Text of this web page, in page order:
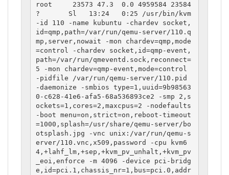
root     23573 47.3  0.0 4959584 23584
?       Sl   13:24   0:25 /usr/bin/kvm
-id 110 -name kubuntu -chardev socket,
id=qmp,path=/var/run/qemu-server/110.q
mp,server,nowait -mon chardev=qmp,mode
=control -chardev socket,id=qmp-event,
path=/var/run/qmeventd.sock,reconnect=
5 -mon chardev=qmp-event,mode=control
-pidfile /var/run/qemu-server/110.pid
-daemonize -smbios type=1,uuid=9b98563
0-c628-41e6-afa5-68a536893ce2 -smp 2,s
ockets=1,cores=2,maxcpus=2 -nodefaults
-boot menu=on,strict=on,reboot-timeout
=1000,splash=/usr/share/qemu-server/bo
otsplash.jpg -vnc unix:/var/run/qemu-s
erver/110.vnc,x509,password -cpu kvm6
4,+lahf_lm,+sep,+kvm_pv_unhalt,+kvm_pv
_eoi,enforce -m 4096 -device pci-bridg
e,id=pci.1,chassis_nr=1,bus=pci.0,addr